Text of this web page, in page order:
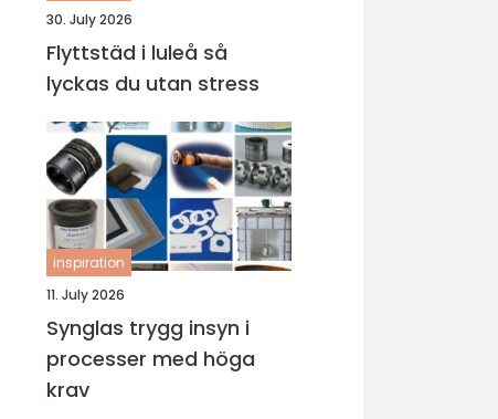
30. July 2026
Flyttstäd i luleå så
lyckas du utan stress
inspiration
11. July 2026
Synglas trygg insyn i
processer med höga
krav